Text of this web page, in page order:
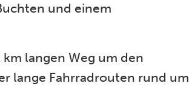
und einem
langen Weg um den
lange Fahrradrouten rund um